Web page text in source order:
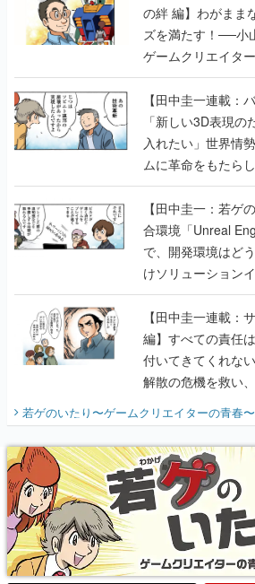
の絆 編】わがまま
ズを満たす！──小
ゲームクリエイタ
【若ゲのいたり最
【田中圭一連載：
「新しい3D表現の
入れたい」世界情
ムに革命をもたら
のいたり】
【田中圭一：若ゲ
合環境「Unreal
で、開発環境はど
けソリューション
に行って、より理
【田中圭一連載：
編】すべての責任
付いてきてくれな
解散の危機を救い
『少年ジャンプ』
り】
若ゲのいたり〜ゲームクリエイターの青春〜